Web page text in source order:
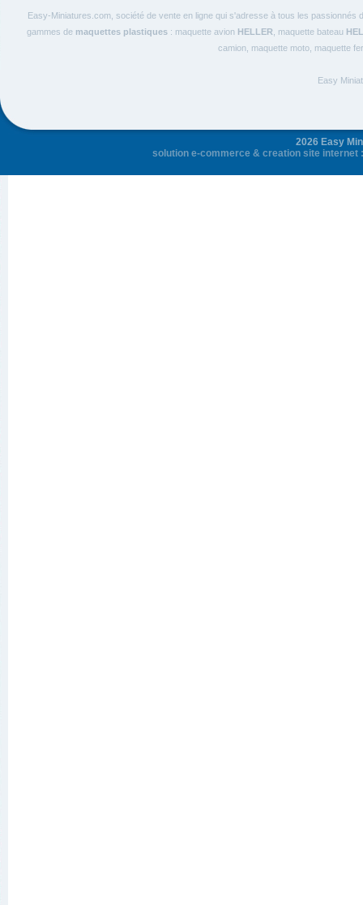
Easy-Miniatures.com, société de vente en ligne qui s'adresse à tous les passionnés
gammes de maquettes plastiques : maquette avion HELLER , maquette bateau
camion, maquette moto, maquette
Easy
2026 Easy
solution e-commerce & creation site internet